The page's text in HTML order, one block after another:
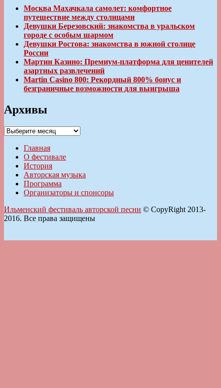
Москва Махачкала самолет: комфортное
путешествие между столицами
Девушки Березовский: знакомства в уральском
городе с особым шармом
Девушки Ростова: знакомства в южной столице
России
Мартин Казино: Премиум-платформа для ценителей
азартных развлечений
Martin Casino 800: Рекордный 800% бонус и
безграничные возможности для выигрыша
Архивы
Архивы
Главная
О фестивале
История
Авторская музыка
Программа
Организаторы и спонсоры
Ильменский фестиваль авторской песни © CopyRight 2013-
2016. Все права защищены